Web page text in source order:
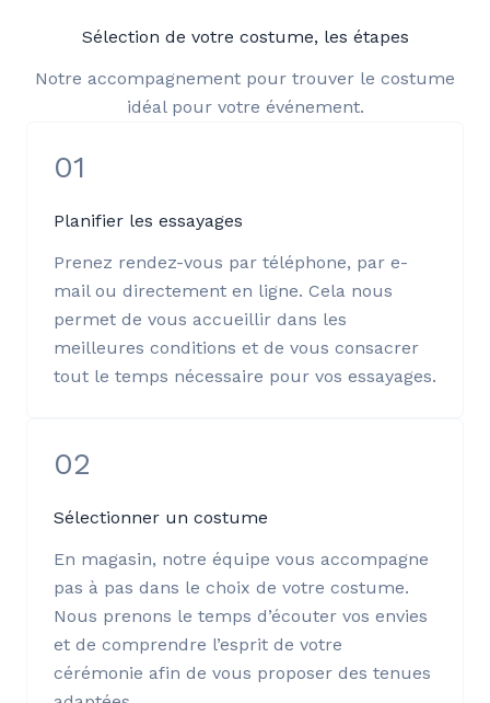
Sélection de votre costume, les étapes
Notre accompagnement pour trouver le costume
idéal pour votre événement.
01
Planifier les essayages
Prenez rendez-vous par téléphone, par e-
mail ou directement en ligne. Cela nous
permet de vous accueillir dans les
meilleures conditions et de vous consacrer
tout le temps nécessaire pour vos essayages.
02
Sélectionner un costume
En magasin, notre équipe vous accompagne
pas à pas dans le choix de votre costume.
Nous prenons le temps d’écouter vos envies
et de comprendre l’esprit de votre
cérémonie afin de vous proposer des tenues